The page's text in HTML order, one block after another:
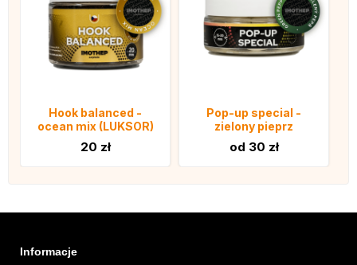
Hook balanced -
ocean mix (LUKSOR)
20 zł
Pop-up special -
zielony pieprz
od 30 zł
Informacje